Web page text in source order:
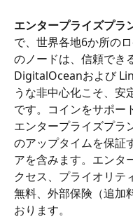
エンタープライズプラ
で、世界各地6か所の
のノードは、信頼でき
DigitalOceanおよび
うな非中心化こそ、安
です。コインをサポー
エンタープライズプラ
のアップタイムを保証
アを含みます。エンタ
クセス、プライオリテ
無料、外部保険（追加
おります。